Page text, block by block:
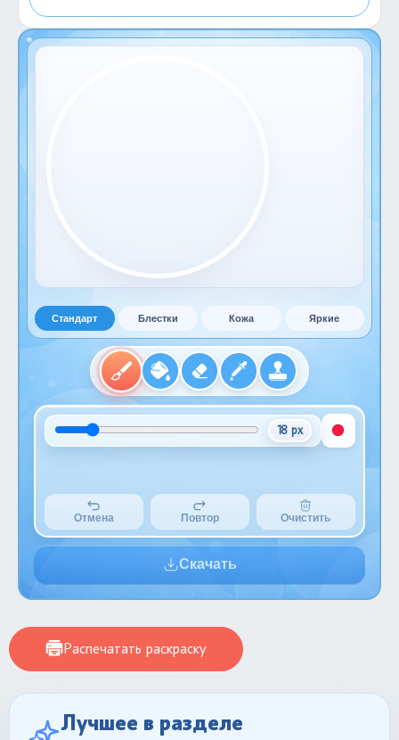
Стандарт Блестки Кожа Яркие
18 px
Отмена Повтор Очистить
Скачать
Распечатать раскраску
Лучшее в разделе